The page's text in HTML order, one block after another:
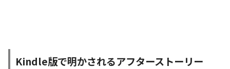
Kindle版で明かされるアフターストーリー